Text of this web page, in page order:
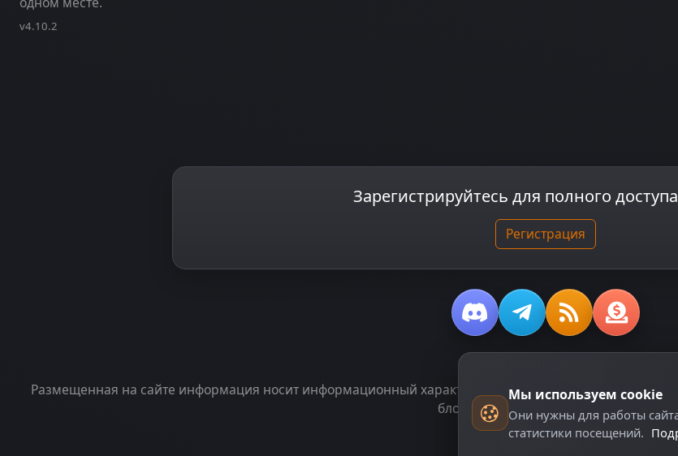
v4.10.2
Зарегистрируйтесь для полного
Регистрация
Размещенная на сайте информация носит информационный характер и не является публичной
блоки, помеченные как "Реклама".
Мы используем cookie
Они нужны для работы
статистики посещений.